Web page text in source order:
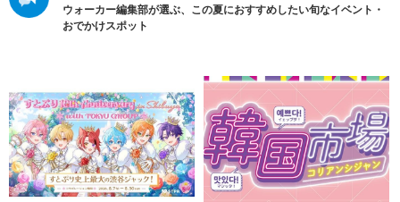
ウォーカー編集部が選ぶ、この夏におすすめしたい旬なイベント・
おでかけスポット